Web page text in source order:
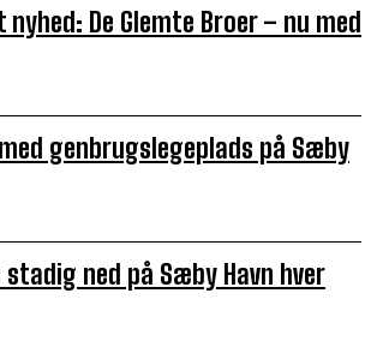
De Glemte Broer – nu med
genbrugslegeplads på Sæby
stadig ned på Sæby Havn hver